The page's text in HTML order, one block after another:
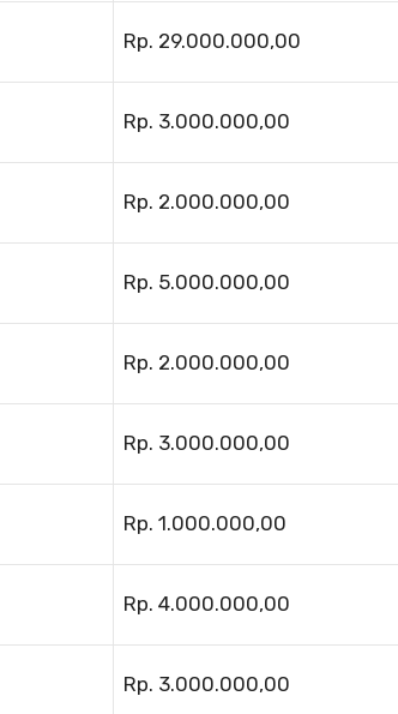
Rp. 29.000.000,00
Rp. 3.000.000,00
Rp. 2.000.000,00
Rp. 5.000.000,00
Rp. 2.000.000,00
Rp. 3.000.000,00
Rp. 1.000.000,00
Rp. 4.000.000,00
Rp. 3.000.000,00